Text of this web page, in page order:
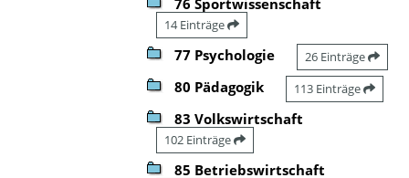
14 Einträge
77 Psychologie 26 Einträge
80 Pädagogik 113 Einträge
83 Volkswirtschaft
102 Einträge
85 Betriebswirtschaft